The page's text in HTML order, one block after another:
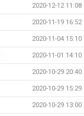
2020-12-12 11:08
2020-11-19 16:52
2020-11-04 15:10
2020-11-01 14:10
2020-10-29 20:40
2020-10-29 15:29
2020-10-29 13:00